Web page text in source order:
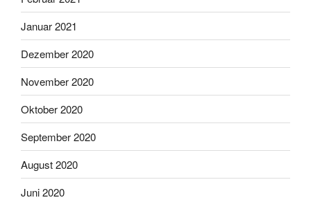
Januar 2021
Dezember 2020
November 2020
Oktober 2020
September 2020
August 2020
Juni 2020